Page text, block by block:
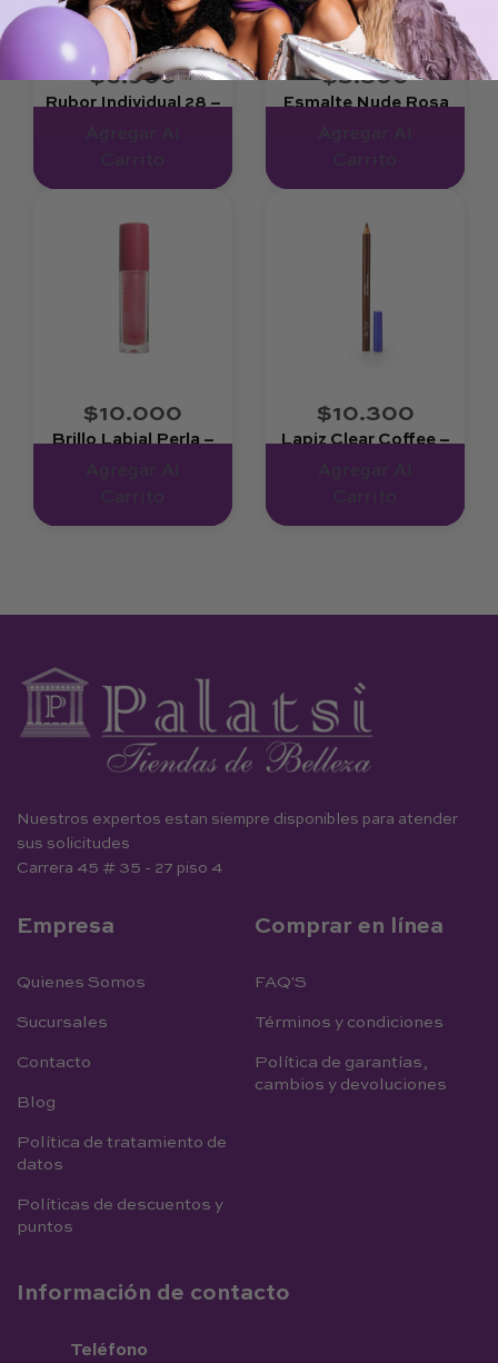
$6.900
Rubor Individual 28 –
Agregar Al
Carrito
$5.800
Esmalte Nude Rosa
Agregar Al
Carrito
$10.000
Brillo Labial Perla –
Agregar Al
Carrito
$10.300
Lapiz Clear Coffee –
Agregar Al
Carrito
Nuestros expertos estan siempre disponibles para atender
sus solicitudes
Carrera 45 # 35 - 27 piso 4
Empresa
Quienes Somos
Sucursales
Contacto
Blog
Política de tratamiento de
datos
Políticas de descuentos y
puntos
Comprar en línea
FAQ'S
Términos y condiciones
Política de garantías,
cambios y devoluciones
Información de contacto
Teléfono